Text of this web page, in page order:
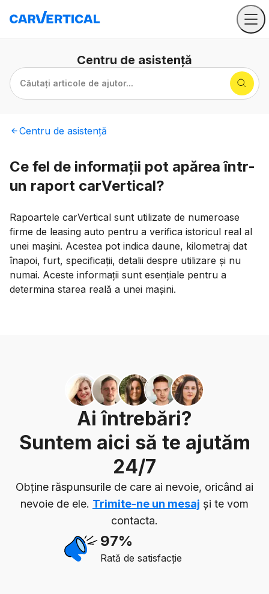
Centru de asistență
Căutați articole de ajutor...
Centru de asistență
Ce fel de informații pot apărea într-
un raport carVertical?
Rapoartele carVertical sunt utilizate de numeroase
firme de leasing auto pentru a verifica istoricul real al
unei mașini. Acestea pot indica daune, kilometraj dat
înapoi, furt, specificații, detalii despre utilizare și nu
numai. Aceste informații sunt esențiale pentru a
determina starea reală a unei mașini.
Ai întrebări?
Suntem aici să te ajutăm
24/7
Obține răspunsurile de care ai nevoie, oricând ai
nevoie de ele. Trimite-ne un mesaj și te vom
contacta.
97%
Rată de satisfacție